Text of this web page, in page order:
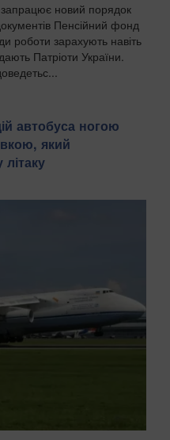
новий порядок
Пенсійний фонд
роботи зарахують навіть
Патріоти України.
автобуса ногою
який